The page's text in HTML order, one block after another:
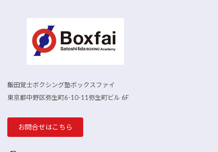
飯田覚士ボクシング塾ボックスファイ
東京都中野区弥生町6-10-11弥生町ビル 6F
お問合せはこちら